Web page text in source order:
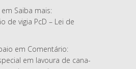
em Saiba mais:
de vigia PcD – Lei de
em Comentário:
em lavoura de cana-